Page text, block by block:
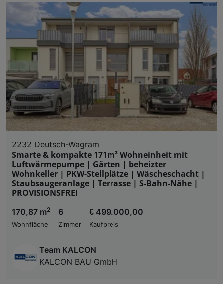
2232 Deutsch-Wagram
Smarte & kompakte 171m² Wohneinheit mit
Luftwärmepumpe | Gärten | beheizter
Wohnkeller | PKW-Stellplätze | Wäscheschacht |
Staubsaugeranlage | Terrasse | S-Bahn-Nähe |
PROVISIONSFREI
170,87 m2
Wohnfläche
6
Zimmer
€ 499.000,00
Kaufpreis
Team KALCON
KALCON BAU GmbH